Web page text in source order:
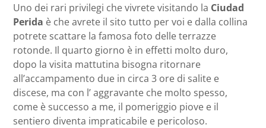
Uno dei rari privilegi che vivrete visitando la Ciudad
Perida è che avrete il sito tutto per voi e dalla collina
potrete scattare la famosa foto delle terrazze
rotonde. Il quarto giorno è in effetti molto duro,
dopo la visita mattutina bisogna ritornare
all’accampamento due in circa 3 ore di salite e
discese, ma con l’ aggravante che molto spesso,
come è successo a me, il pomeriggio piove e il
sentiero diventa impraticabile e pericoloso.